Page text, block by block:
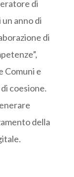
di
anno di
di
Comuni e
coesione.
della